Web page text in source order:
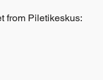
from Piletikeskus: